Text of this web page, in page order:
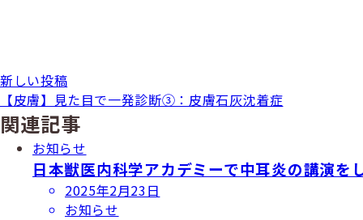
新しい投稿
【皮膚】見た目で一発診断③：皮膚石灰沈着症
関連記事
お知らせ
日本獣医内科学アカデミーで中耳炎の講演を
投
稿
2025年2月23日
お知らせ